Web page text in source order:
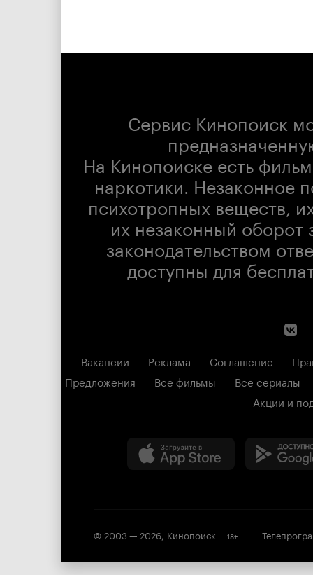
Сервис Кинопоиск
На Кинопоиске есть
наркотики. Незаконное
психотропных веществ,
их незаконный оборот
законодательством
доступны для
Вакансии Реклама Соглашение
Предложения
Все фильмы
Все сериалы
Акции и
© 2003 — 2026, Кинопоиск 18+